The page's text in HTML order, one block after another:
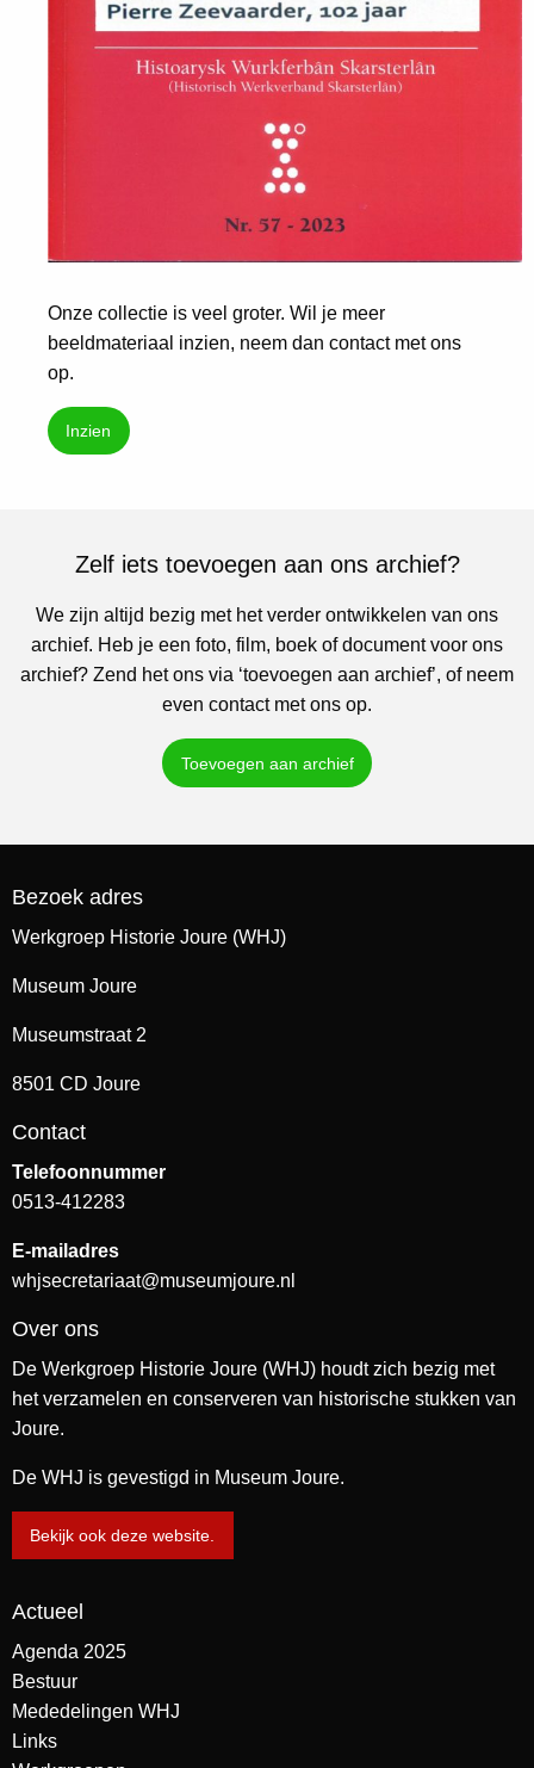
Onze collectie is veel groter. Wil je meer
beeldmateriaal inzien, neem dan contact met ons
op.
Inzien
Zelf iets toevoegen aan ons archief?
We zijn altijd bezig met het verder ontwikkelen van ons
archief. Heb je een foto, film, boek of document voor ons
archief? Zend het ons via ‘toevoegen aan archief’, of neem
even contact met ons op.
Toevoegen aan archief
Bezoek adres
Werkgroep Historie Joure (WHJ)
Museum Joure
Museumstraat 2
8501 CD Joure
Contact
Telefoonnummer
0513-412283
E-mailadres
whjsecretariaat@museumjoure.nl
Over ons
De Werkgroep Historie Joure (WHJ) houdt zich bezig met
het verzamelen en conserveren van historische stukken van
Joure.
De WHJ is gevestigd in Museum Joure.
Bekijk ook deze website.
Actueel
Agenda 2025
Bestuur
Mededelingen WHJ
Links